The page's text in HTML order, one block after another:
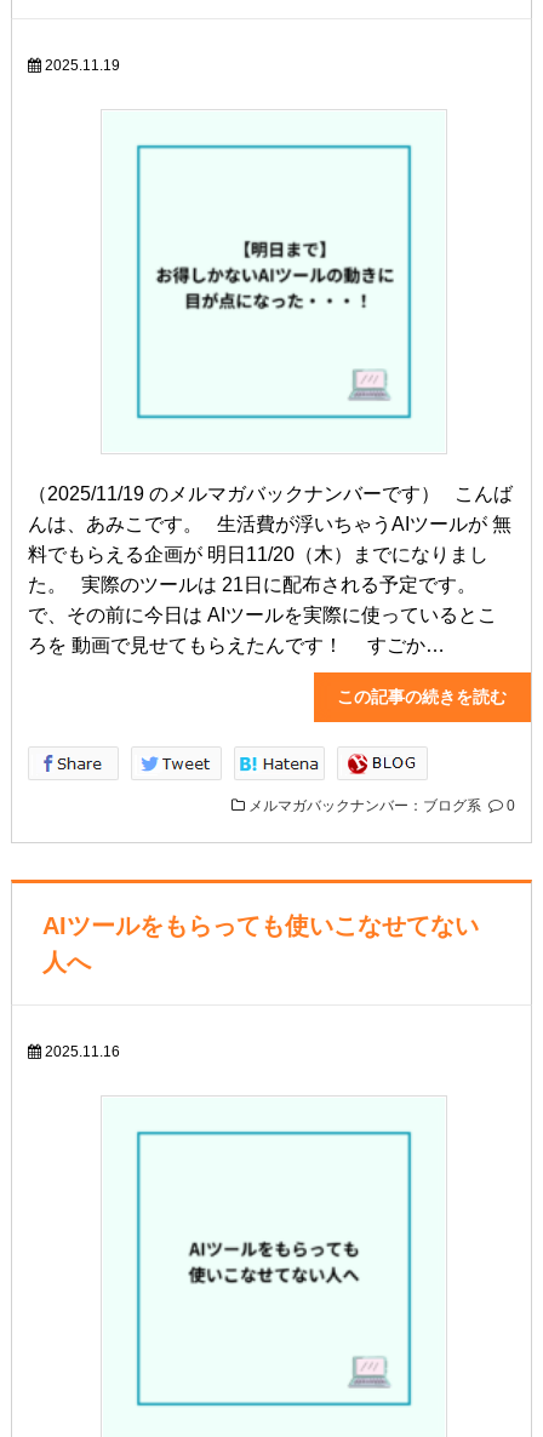
2025.11.19
（2025/11/19 のメルマガバックナンバーです） こんば
んは、あみこです。 生活費が浮いちゃうAIツールが 無
料でもらえる企画が 明日11/20（木）までになりまし
た。 実際のツールは 21日に配布される予定です。
で、その前に今日は AIツールを実際に使っているとこ
ろを 動画で見せてもらえたんです！ すごか…
この記事の続きを読
メルマガバックナンバー：ブログ系 0
AIツールをもらっても使いこなせてない
人へ
2025.11.16